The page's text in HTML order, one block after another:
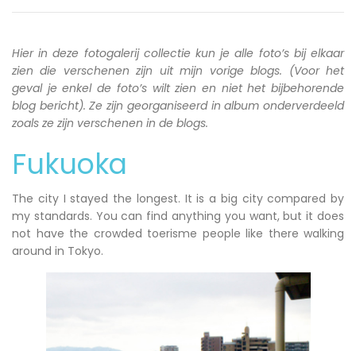
Hier in deze fotogalerij collectie kun je alle foto’s bij elkaar
zien die verschenen zijn uit mijn vorige blogs. (Voor het
geval je enkel de foto’s wilt zien en niet het bijbehorende
blog bericht). Ze zijn georganiseerd in album onderverdeeld
zoals ze zijn verschenen in de blogs.
Fukuoka
The city I stayed the longest. It is a big city compared by
my standards. You can find anything you want, but it does
not have the crowded toerisme people like there walking
around in Tokyo.